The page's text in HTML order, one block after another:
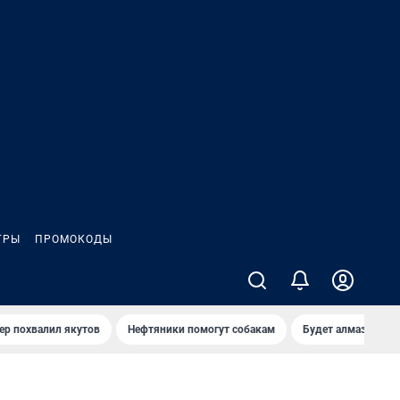
ПРОМОКОДЫ
похвалил якутов Нефтяники помогут собакам Будет алмазный